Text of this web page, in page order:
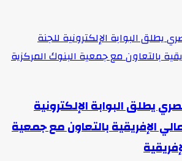
يطلق البوابة الإلكترونية
الإفريقية بالتعاون مع جمعية